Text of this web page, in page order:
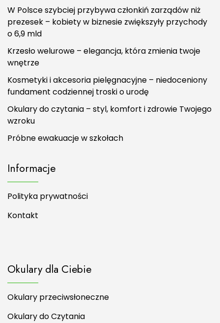
W Polsce szybciej przybywa członkiń zarządów niż
prezesek – kobiety w biznesie zwiększyły przychody
o 6,9 mld
Krzesło welurowe – elegancja, która zmienia twoje
wnętrze
Kosmetyki i akcesoria pielęgnacyjne – niedoceniony
fundament codziennej troski o urodę
Okulary do czytania – styl, komfort i zdrowie Twojego
wzroku
Próbne ewakuacje w szkołach
Informacje
Polityka prywatności
Kontakt
Okulary dla Ciebie
Okulary przeciwsłoneczne
Okulary do Czytania